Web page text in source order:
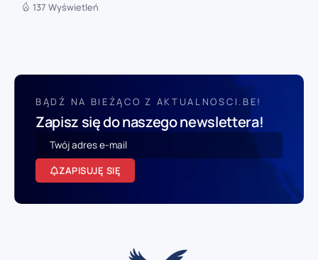
137 Wyświetleń
BĄDŹ NA BIEŻĄCO Z AKTUALNOSCI.BE!
Zapisz się do naszego newslettera!
ZAPISUJĘ SIĘ